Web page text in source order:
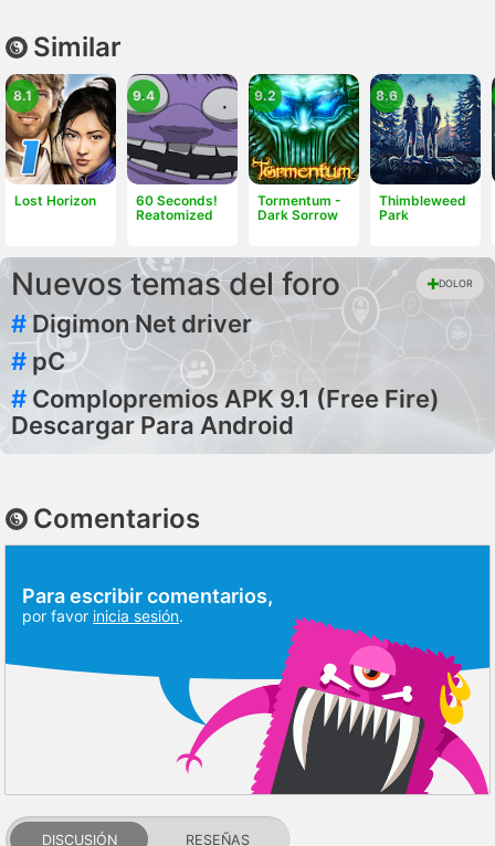
Similar
Lost Horizon
8.1
60 Seconds!
Reatomized
9.4
Tormentum -
Dark Sorrow
9.2
Thimbleweed
Park
8.6
Nuevos temas del foro DOLOR
# Digimon Net driver
# pC
# Complopremios APK 9.1 (Free Fire)
Descargar Para Android
Comentarios
Para escribir comentarios,
por favor inicia sesión.
DISCUSIÓN RESEÑAS